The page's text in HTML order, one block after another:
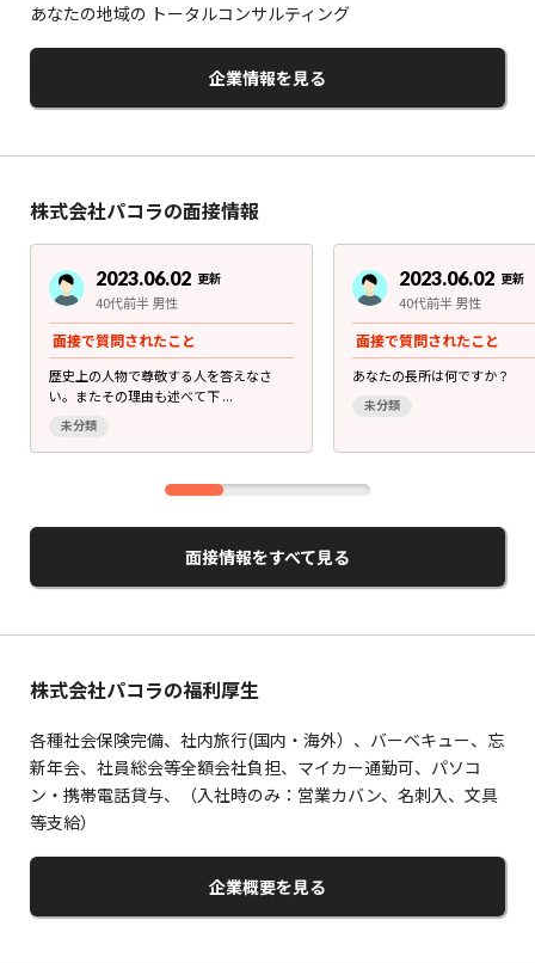
あなたの地域の トータルコンサルティング
企業情報を見る
株式会社パコラの面接情報
2023.06.02 更新
40代前半 男性
面接で質問されたこと
歴史上の人物で尊敬する人を答えなさ
い。またその理由も述べて下 ...
未分類
2023.06.02 更新
40代前半 男性
面接で質問されたこと
あなたの長所は何ですか？
未分類
面接情報をすべて見る
株式会社パコラの福利厚生
各種社会保険完備、社内旅行(国内・海外）、バーベキュー、忘
新年会、社員総会等全額会社負担、マイカー通勤可、パソコ
ン・携帯電話貸与、（入社時のみ：営業カバン、名刺入、文具
等支給）
企業概要を見る